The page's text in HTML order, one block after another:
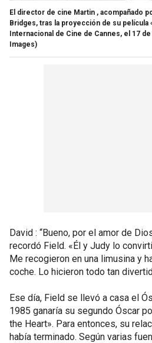
El director de cine Martin , acompañado
Bridges, tras la proyección de su película
Internacional de Cine de Cannes, el 17
Images)
David : “Bueno, por el amor de
recordó Field. «Él y Judy lo
Me recogieron en una limusina y
coche. Lo hicieron todo tan
Ese día, Field se llevó a casa el
1985 ganaría su segundo Óscar
the Heart». Para entonces, su
había terminado. Según varias